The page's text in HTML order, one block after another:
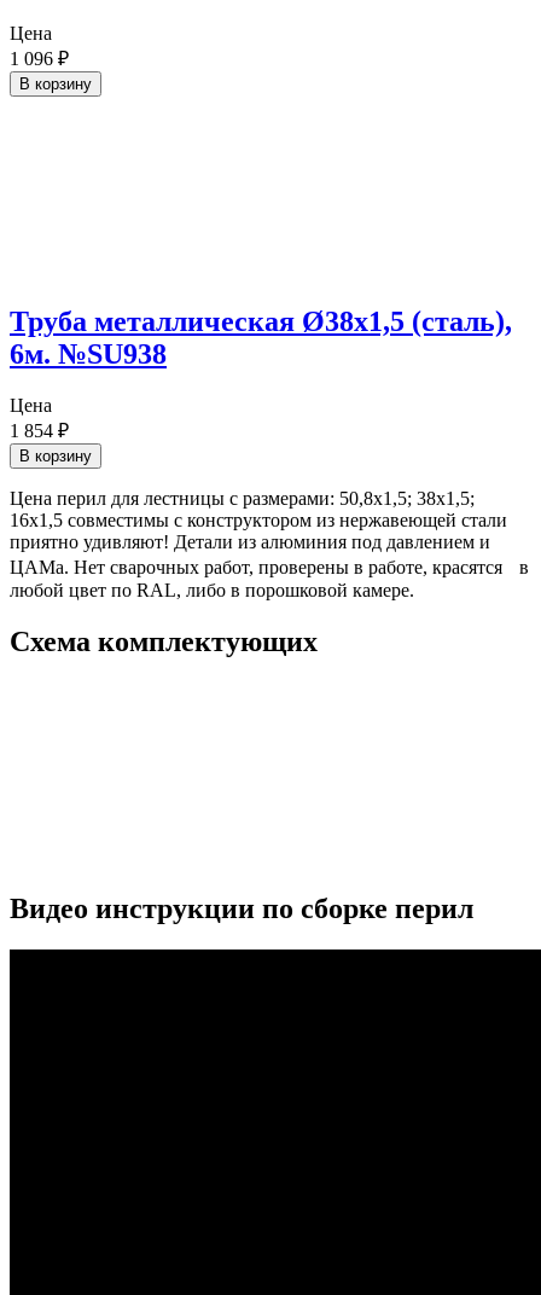
Цена
1 096 ₽
В корзину
Труба металлическая Ø38х1,5 (сталь),
6м. №SU938
Цена
1 854 ₽
В корзину
Цена перил для лестницы с размерами: 50,8х1,5; 38х1,5;
16х1,5 совместимы с конструктором из нержавеющей стали
приятно удивляют! Детали из алюминия под давлением и
ЦАМа. Нет сварочных работ, проверены в работе, красятся в
любой цвет по RAL, либо в порошковой камере.
Схема комплектующих
Видео инструкции по сборке перил